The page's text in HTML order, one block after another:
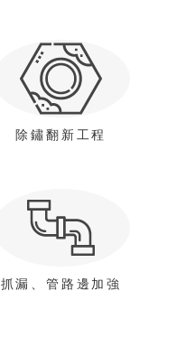
除鏽翻新工程
抓漏、管路邊加強